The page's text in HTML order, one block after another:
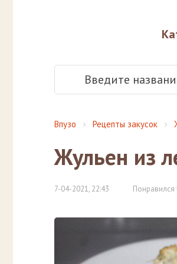
Впузо Рецепты закусок
Жульен из
7-04-2021, 22:43 Понравился